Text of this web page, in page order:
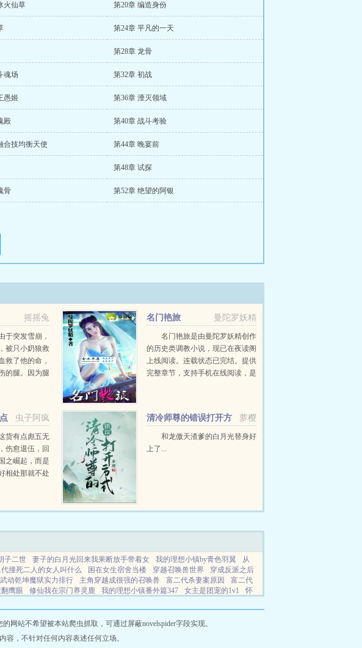
火仙草 第20章 编造身份
第24章 平凡的一天
第28章 龙骨
魂场 第32章 初战
愚姬 第36章 湮灭领域
殿 第40章 战斗考验
合技均衡天使 第44章 晚宴前
第48章 试探
骨 第52章 绝望的阿银
摇摇兔
于突发雪崩，
被只小奶狼救
救了他的命，
的腿。因为腿
曼陀罗妖精
名门艳旅
名门艳旅是由曼陀罗妖精创作
的历史类调教小说，现已在夜读阁
上线阅读。连载状态已完结。提供
完整章节，支持手机在线阅读，是
虫子阿疯
货有点彪五无
伤愈退伍，回
之崛起，而是
相处那就不处
萝樱
清冷师尊的错误打开方
和龙傲天渣爹的白月光替身好
上了...
子二世 妻子的白月光回来我果断放手带着女 我的理想小镇by青色羽翼
从
撞死二人的女人叫什么 困在女生宿舍当楼 穿越召唤兽世界
穿成反派之后
武动乾坤魔狱实力排行 主角穿越成很强的召唤兽 富二代杀妻案原因
富二代
鹰眼 修仙我在宗门养灵鹿 我的理想小镇番外篇347 女主是团宠的1v1
怀
机的诞生时间 怀揣一把泥土简谱张友殿 散兵元神同人
我的理想小镇合集
没看小说全集 笔趣阁书城 大主宰小说 搜趣书 江苏喜逗食品有限公司
乐文小说 早春小说 草莓小说 华书阁
站不希望被本站爬虫抓取，可通过屏蔽novelspider字段实现。
，不针对任何内容表述任何立场。